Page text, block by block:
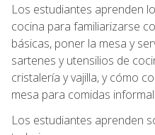
Los estudiantes aprenden
cocina para familiarizarse
básicas, poner la mesa y
sartenes y utensilios de
cristalería y vajilla, y cómo
mesa para comidas
Los estudiantes aprenden